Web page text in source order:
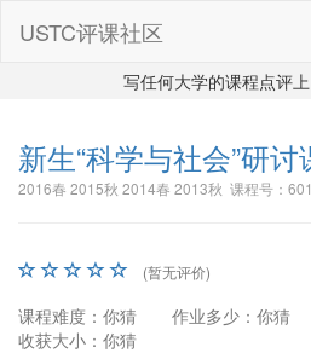
USTC评课社区
写任何大学的课程点评上
新生“科学与社会”研讨
2016春 2015秋 2014春 2013秋 课程号：
(暂无评价)
课程难度：你猜 作业多少：你猜
收获大小：你猜